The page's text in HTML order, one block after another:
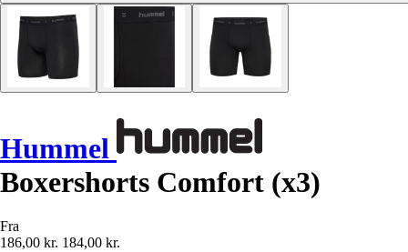
Hummel
Boxershorts Comfort (x3)
Fra
186,00 kr. 184,00 kr.